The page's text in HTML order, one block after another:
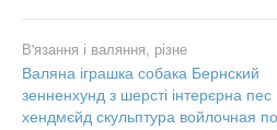
В'язання і валяння, різне
Валяна іграшка собака Бернский
зенненхунд з шерсті інтерєрна пес
хендмєйд скульптура войлочная